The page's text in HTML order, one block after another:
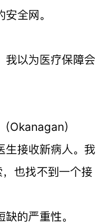
全网。
我以为医疗保障会
Okanagan）
生接收新病人。我
也找不到一个接
的严重性。